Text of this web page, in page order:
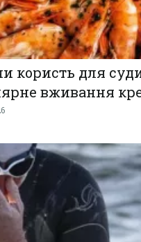
користь для
вживання